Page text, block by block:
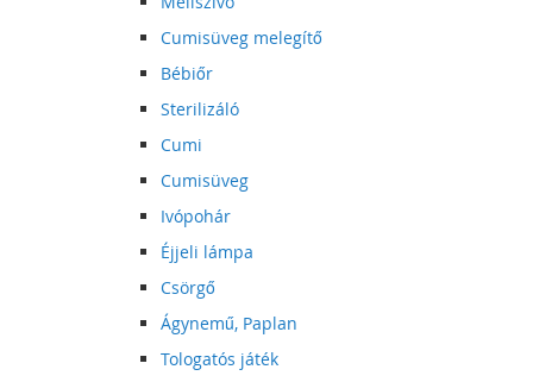
Cumisüveg melegítő
Bébiőr
Sterilizáló
Cumi
Cumisüveg
Ivópohár
Éjjeli lámpa
Csörgő
Ágynemű, Paplan
Tologatós játék